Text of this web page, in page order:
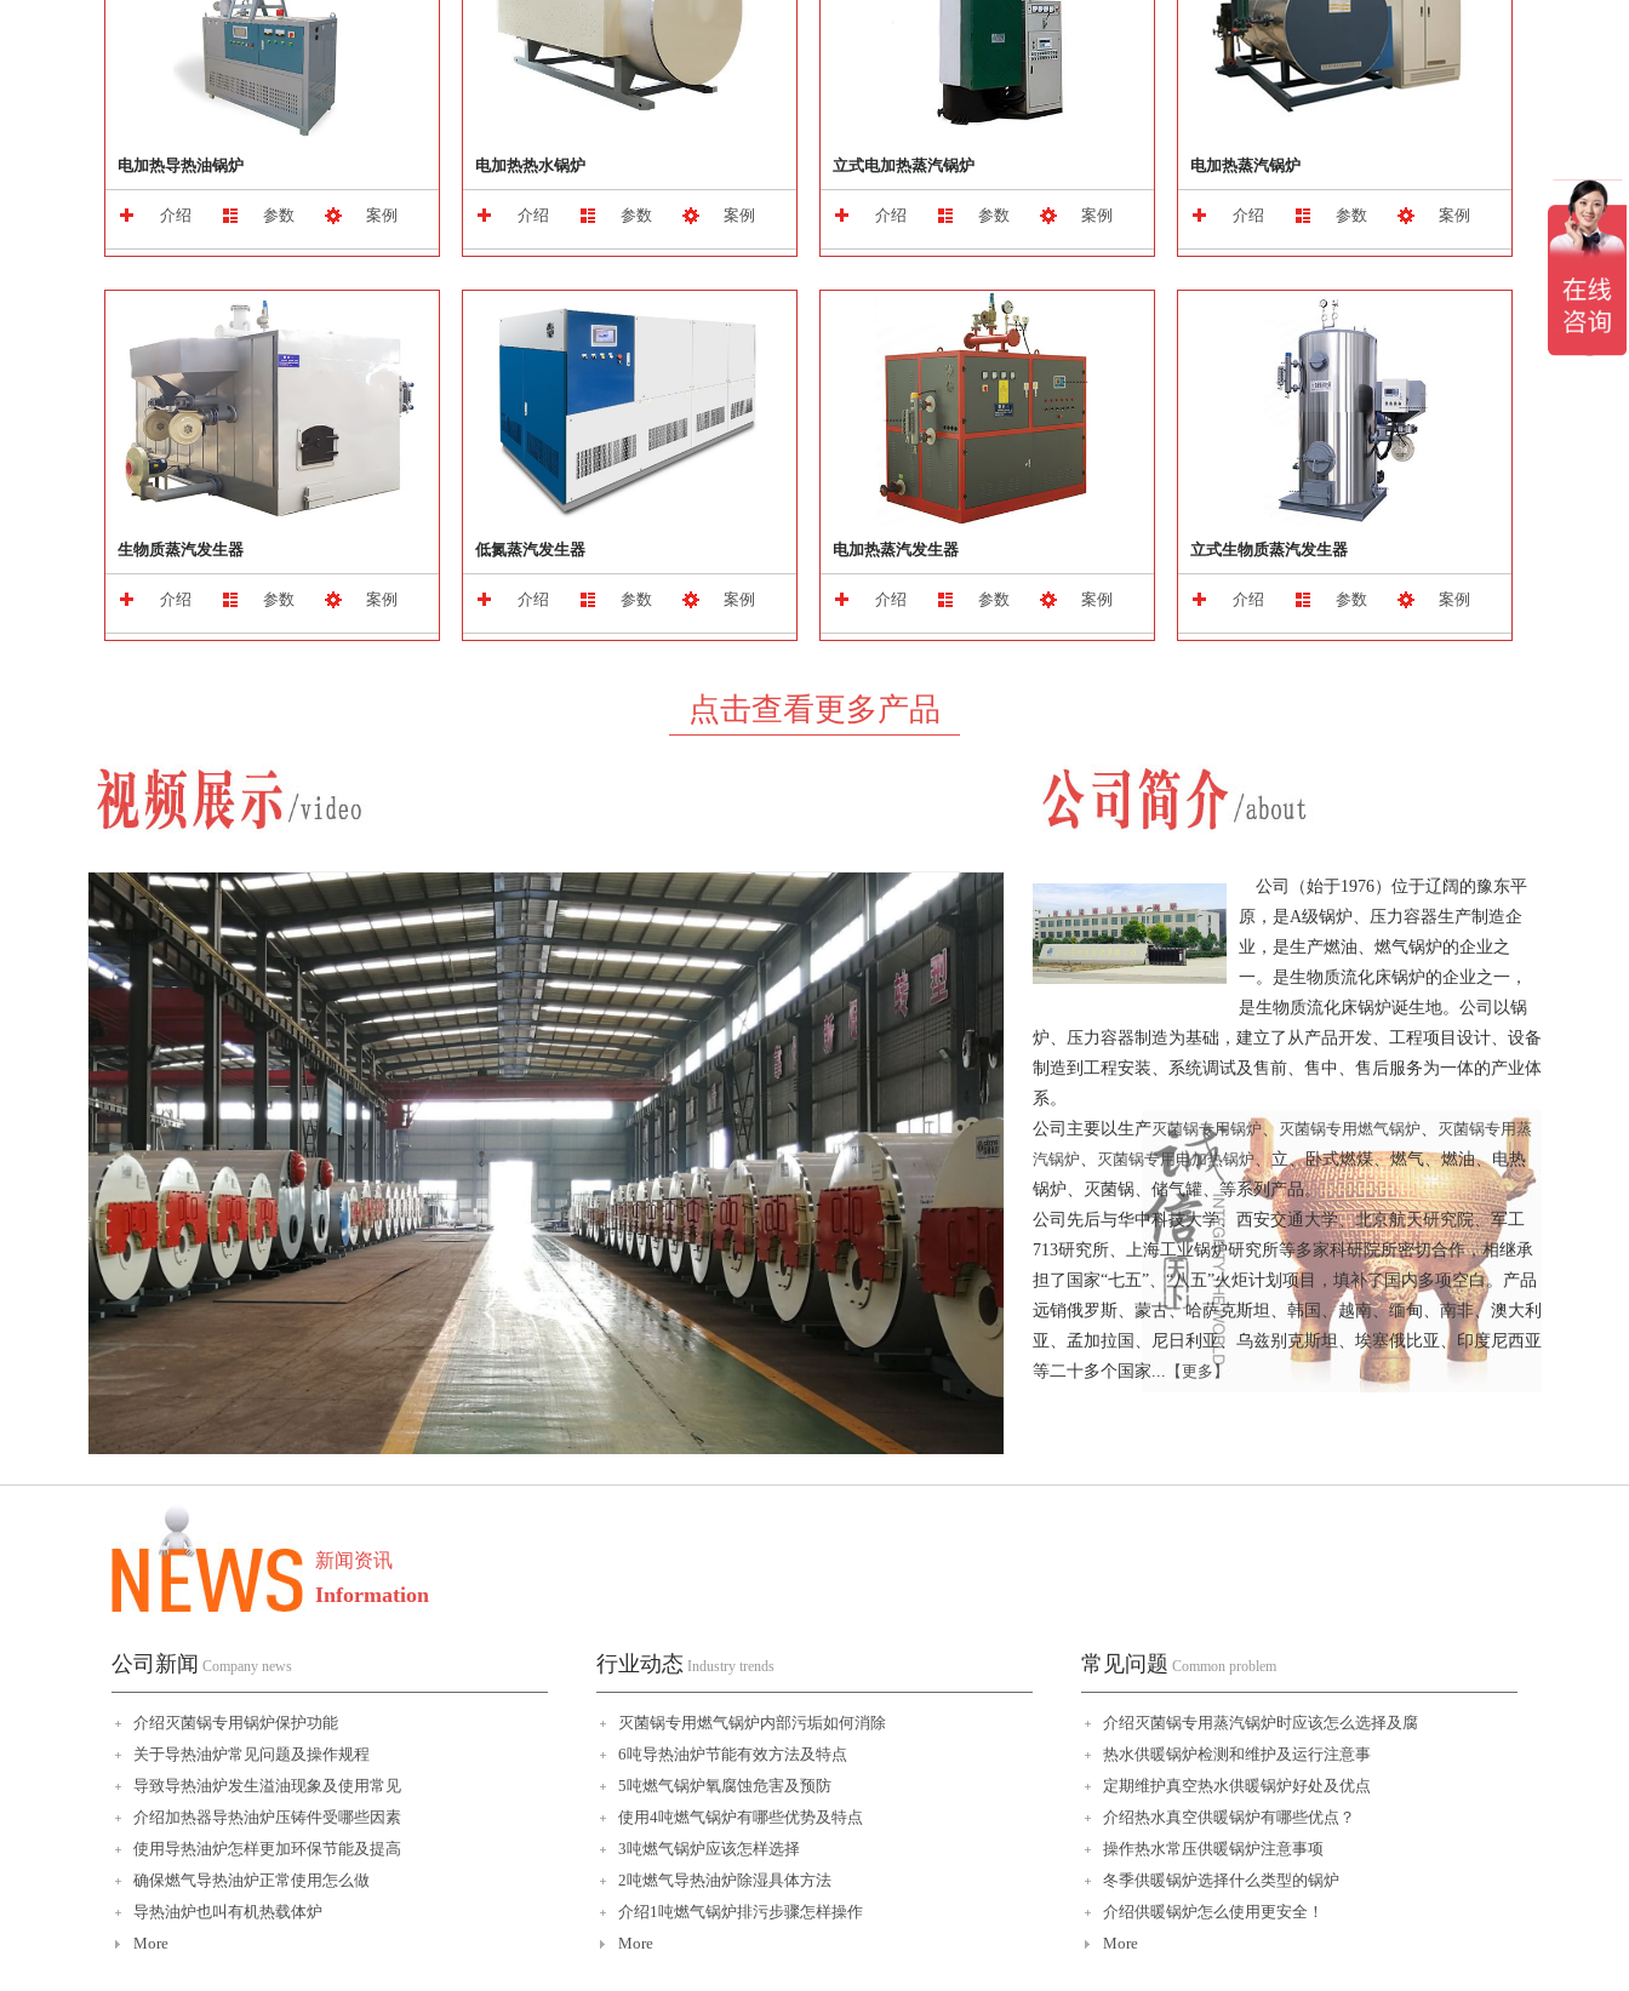
电加热导热油锅炉
介绍 参数 案例
电加热热水锅炉
介绍 参数 案例
立式电加热蒸汽锅炉
介绍 参数 案例
电加热蒸汽锅炉
介绍 参数 案例
生物质蒸汽发生器
介绍 参数 案例
低氮蒸汽发生器
介绍 参数 案例
电加热蒸汽发生器
介绍 参数 案例
立式生物质蒸汽发生器
介绍 参数 案例
点击查看更多产品
公司（始于1976）位于辽阔的豫东平
原，是A级锅炉、压力容器生产制造企
业，是生产燃油、燃气锅炉的企业之
一。是生物质流化床锅炉的企业之一，
是生物质流化床锅炉诞生地。公司以锅
炉、压力容器制造为基础，建立了从产品开发、工程项目设计、设备
制造到工程安装、系统调试及售前、售中、售后服务为一体的产业体
系。
公司主要以生产灭菌锅专用锅炉、 灭菌锅专用燃气锅炉、 灭菌锅专用蒸
汽锅炉、 灭菌锅专用电加热锅炉、立、卧式燃煤、燃气、燃油、电热
锅炉、灭菌锅、储气罐、等系列产品。
公司先后与华中科技大学、西安交通大学、北京航天研究院、军工
713研究所、上海工业锅炉研究所等多家科研院所密切合作，相继承
担了国家“七五”、“八五”火炬计划项目，填补了国内多项空白。产品
远销俄罗斯、蒙古、哈萨克斯坦、韩国、越南、缅甸、南非、澳大利
亚、孟加拉国、尼日利亚、乌兹别克斯坦、埃塞俄比亚、印度尼西亚
等二十多个国家... 【更多】
新闻资讯
Information
公司新闻 Company news
介绍灭菌锅专用锅炉保护功能
关于导热油炉常见问题及操作规程
导致导热油炉发生溢油现象及使用常见
介绍加热器导热油炉压铸件受哪些因素
使用导热油炉怎样更加环保节能及提高
确保燃气导热油炉正常使用怎么做
导热油炉也叫有机热载体炉
More
行业动态 Industry trends
灭菌锅专用燃气锅炉内部污垢如何消除
6吨导热油炉节能有效方法及特点
5吨燃气锅炉氧腐蚀危害及预防
使用4吨燃气锅炉有哪些优势及特点
3吨燃气锅炉应该怎样选择
2吨燃气导热油炉除湿具体方法
介绍1吨燃气锅炉排污步骤怎样操作
More
常见问题 Common problem
介绍灭菌锅专用蒸汽锅炉时应该怎么选择及腐
热水供暖锅炉检测和维护及运行注意事
定期维护真空热水供暖锅炉好处及优点
介绍热水真空供暖锅炉有哪些优点？
操作热水常压供暖锅炉注意事项
冬季供暖锅炉选择什么类型的锅炉
介绍供暖锅炉怎么使用更安全！
More